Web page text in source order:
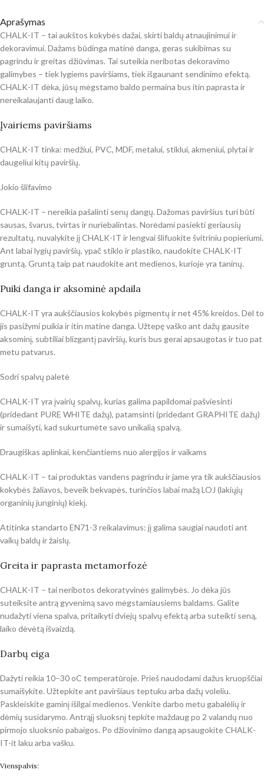
Aprašymas
CHALK-IT – tai aukštos kokybės dažai, skirti baldų atnaujinimui ir
dekoravimui. Dažams būdinga matinė danga, geras sukibimas su
pagrindu ir greitas džiūvimas. Tai suteikia neribotas dekoravimo
galimybes – tiek lygiems paviršiams, tiek išgaunant sendinimo efektą.
CHALK-IT dėka, jūsų mėgstamo baldo permaina bus itin paprasta ir
nereikalaujanti daug laiko.
Įvairiems paviršiams
CHALK-IT tinka: medžiui, PVC, MDF, metalui, stiklui, akmeniui, plytai ir
daugeliui kitų paviršių.
Jokio šlifavimo
CHALK-IT – nereikia pašalinti senų dangų. Dažomas paviršius turi būti
sausas, švarus, tvirtas ir nuriebalintas. Norėdami pasiekti geriausių
rezultatų, nuvalykite jį CHALK-IT ir lengvai šlifuokite švitriniu popieriumi.
Ant labai lygių paviršių, ypač stiklo ir plastiko, naudokite CHALK-IT
gruntą. Gruntą taip pat naudokite ant medienos, kurioje yra taninų.
Puiki danga ir aksominė apdaila
CHALK-IT yra aukščiausios kokybės pigmentų ir net 45% kreidos. Dėl to
jis pasižymi puikia ir itin matine danga. Užtepę vaško ant dažų gausite
aksominį, subtiliai blizgantį paviršių, kuris bus gerai apsaugotas ir tuo pat
metu patvarus.
Sodri spalvų paletė
CHALK-IT yra įvairių spalvų, kurias galima papildomai pašviesinti
(pridedant PURE WHITE dažų), patamsinti (pridedant GRAPHITE dažų)
ir sumaišyti, kad sukurtumėte savo unikalią spalvą.
Draugiškas aplinkai, kenčiantiems nuo alergijos ir vaikams
CHALK-IT – tai produktas vandens pagrindu ir jame yra tik aukščiausios
kokybės žaliavos, beveik bekvapės, turinčios labai mažą LOJ (lakiųjų
organinių junginių) kiekį.
Atitinka standarto EN71-3 reikalavimus: jį galima saugiai naudoti ant
vaikų baldų ir žaislų.
Greita ir paprasta metamorfozė
CHALK-IT – tai neribotos dekoratyvinės galimybės. Jo dėka jūs
suteiksite antrą gyvenimą savo mėgstamiausiems baldams. Galite
nudažyti viena spalva, pritaikyti dviejų spalvų efektą arba suteikti seną,
laiko dėvėtą išvaizdą.
Darbų eiga
Dažyti reikia 10–30 oC temperatūroje. Prieš naudodami dažus kruopščiai
sumaišykite. Užtepkite ant paviršiaus teptuku arba dažų voleliu.
Paskleiskite gaminį išilgai medienos. Venkite darbo metu gabalėlių ir
dėmių susidarymo. Antrąjį sluoksnį tepkite maždaug po 2 valandų nuo
pirmojo sluoksnio pabaigos. Po džiovinimo dangą apsaugokite CHALK-
IT-it laku arba vašku.
Vienspalvis: